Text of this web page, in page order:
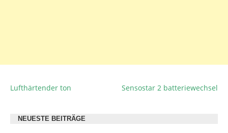
BEITRAGSNAVIGATION
Lufthärtender ton Sensostar 2 batteriewechsel
NEUESTE BEITRÄGE